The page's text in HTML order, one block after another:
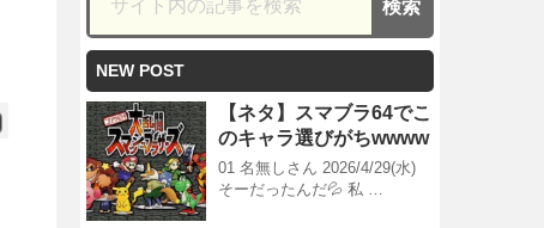
NEW POST
【ネタ】スマブラ64でこ
のキャラ選びがちwwww
01 名無しさん 2026/4/29(水)
そーだったんだ💦 私 …